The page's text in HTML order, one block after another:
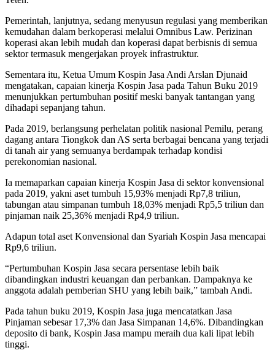
Pemerintah, lanjutnya, sedang menyusun regulasi yang memberikan
kemudahan dalam berkoperasi melalui Omnibus Law. Perizinan
koperasi akan lebih mudah dan koperasi dapat berbisnis di semua
sektor termasuk mengerjakan proyek infrastruktur.
Sementara itu, Ketua Umum Kospin Jasa Andi Arslan Djunaid
mengatakan, capaian kinerja Kospin Jasa pada Tahun Buku 2019
menunjukkan pertumbuhan positif meski banyak tantangan yang
dihadapi sepanjang tahun.
Pada 2019, berlangsung perhelatan politik nasional Pemilu, perang
dagang antara Tiongkok dan AS serta berbagai bencana yang terjadi
di tanah air yang semuanya berdampak terhadap kondisi
perekonomian nasional.
Ia memaparkan capaian kinerja Kospin Jasa di sektor konvensional
pada 2019, yakni aset tumbuh 15,93% menjadi Rp7,8 triliun,
tabungan atau simpanan tumbuh 18,03% menjadi Rp5,5 triliun dan
pinjaman naik 25,36% menjadi Rp4,9 triliun.
Adapun total aset Konvensional dan Syariah Kospin Jasa mencapai
Rp9,6 triliun.
“Pertumbuhan Kospin Jasa secara persentase lebih baik
dibandingkan industri keuangan dan perbankan. Dampaknya ke
anggota adalah pemberian SHU yang lebih baik,” tambah Andi.
Pada tahun buku 2019, Kospin Jasa juga mencatatkan Jasa
Pinjaman sebesar 17,3% dan Jasa Simpanan 14,6%. Dibandingkan
deposito di bank, Kospin Jasa mampu meraih dua kali lipat lebih
tinggi.